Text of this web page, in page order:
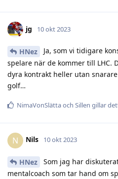
jg 10 okt 2023
HNez
Ja, som vi tidigare
spelare när de kommer till LHC.
dyra kontrakt heller utan
golf…
NimaVonSlättaoch Sillen gillar
N Nils 10 okt 2023
HNez
Som jag har
mentalcoach som tar hand om